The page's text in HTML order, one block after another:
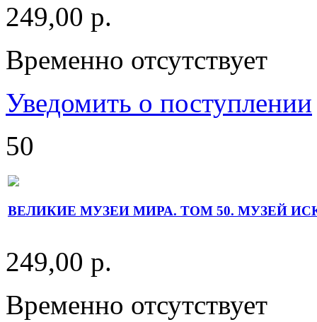
249,00 р.
Временно отсутствует
Уведомить о поступлении
50
ВЕЛИКИЕ МУЗЕИ МИРА. ТОМ 50. МУЗЕЙ
249,00 р.
Временно отсутствует